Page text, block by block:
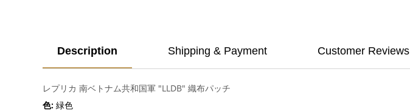
Description Shipping & Payment Customer Reviews
レプリカ 南ベトナム共和国軍 "LLDB" 織布パッチ
色: 緑色